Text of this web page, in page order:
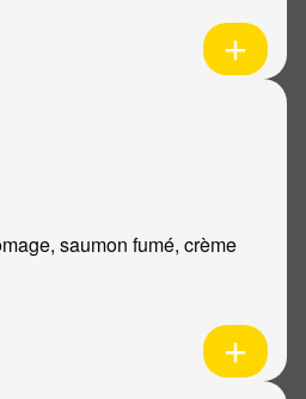
saumon fumé, crème